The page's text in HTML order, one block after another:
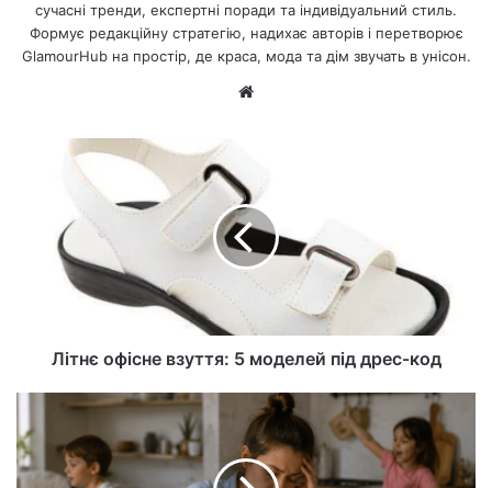
сучасні тренди, експертні поради та індивідуальний стиль.
Формує редакційну стратегію, надихає авторів і перетворює
GlamourHub на простір, де краса, мода та дім звучать в унісон.
Літнє офісне взуття: 5 моделей під дрес-код